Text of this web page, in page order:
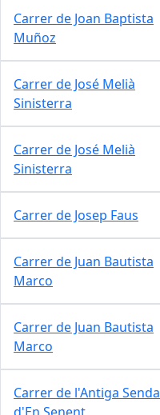
Carrer de Joan Baptista
Muñoz
Carrer de José Melià
Sinisterra
Carrer de José Melià
Sinisterra
Carrer de Josep Faus
Carrer de Juan Bautista
Marco
Carrer de Juan Bautista
Marco
Carrer de l'Antiga Senda
d'En Senent